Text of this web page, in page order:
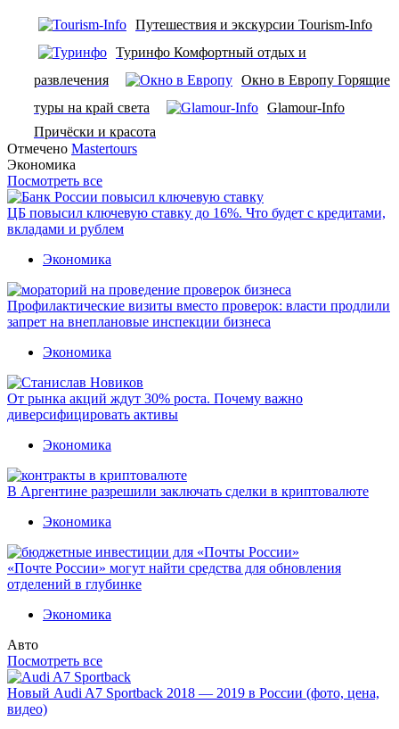
Путешествия и экскурсии Tourism-Info
Туринфо Комфортный отдых и
развлечения
Окно в Европу Горящие
туры на край света
Glamour-Info
Причёски и красота
Отмечено Mastertours
Экономика
Посмотреть все
ЦБ повысил ключевую ставку до 16%. Что будет с кредитами,
вкладами и рублем
Экономика
Профилактические визиты вместо проверок: власти продлили
запрет на внеплановые инспекции бизнеса
Экономика
От рынка акций ждут 30% роста. Почему важно
диверсифицировать активы
Экономика
В Аргентине разрешили заключать сделки в криптовалюте
Экономика
«Почте России» могут найти средства для обновления
отделений в глубинке
Экономика
Авто
Посмотреть все
Новый Audi A7 Sportback 2018 — 2019 в России (фото, цена,
видео)